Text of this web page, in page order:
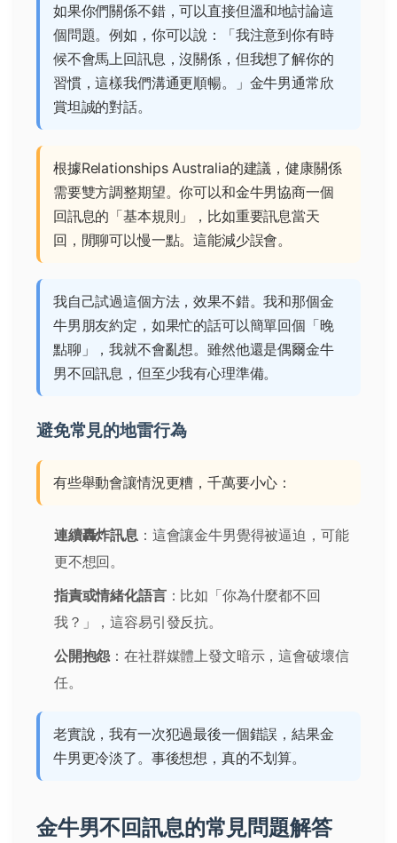
如果你們關係不錯，可以直接但溫和地討論這
個問題。例如，你可以說：「我注意到你有時
候不會馬上回訊息，沒關係，但我想了解你的
習慣，這樣我們溝通更順暢。」金牛男通常欣
賞坦誠的對話。
根據Relationships Australia的建議，健康關係
需要雙方調整期望。你可以和金牛男協商一個
回訊息的「基本規則」，比如重要訊息當天
回，閒聊可以慢一點。這能減少誤會。
我自己試過這個方法，效果不錯。我和那個金
牛男朋友約定，如果忙的話可以簡單回個「晚
點聊」，我就不會亂想。雖然他還是偶爾金牛
男不回訊息，但至少我有心理準備。
避免常見的地雷行為
有些舉動會讓情況更糟，千萬要小心：
連續轟炸訊息 ：這會讓金牛男覺得被逼迫，可能
更不想回。
指責或情緒化語言：比如「你為什麼都不回
我？」，這容易引發反抗。
公開抱怨：在社群媒體上發文暗示，這會破壞信
任。
老實說，我有一次犯過最後一個錯誤，結果金
牛男更冷淡了。事後想想，真的不划算。
金牛男不回訊息的常見問題解答